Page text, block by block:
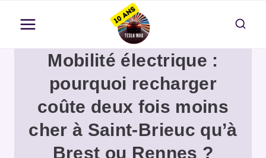
contenuMobilité électrique :
pourquoi recharger
coûte deux fois moins
cher à Saint-Brieuc qu’à
Brest ou Rennes ?